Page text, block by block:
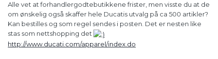
Alle vet at forhandlergodtebutikkene frister, men visste du at de
om ønskelig også skaffer hele Ducatis utvalg på ca 500 artikler?
Kan bestilles og som regel sendes i posten. Det er nesten like
stas som nettshopping det
http://www.ducati.com/apparel/index.do